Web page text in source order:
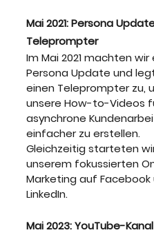
Mai 2021: Persona
Teleprompter
Im Mai 2021 machten wir
Persona Update und
einen Teleprompter zu,
unsere How-to-Videos
asynchrone
einfacher zu erstellen.
Gleichzeitig starteten
unserem fokussierten
Marketing auf Facebook
LinkedIn.
Mai 2023: YouTube-